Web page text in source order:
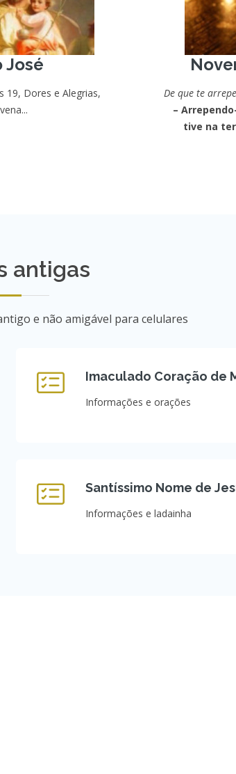
José
19, Dores e Alegrias,
De que te
–
tive na
antigas
e não amigável para celulares
Imaculado Coração de
Informações e orações
Santíssimo Nome de
Informações e ladainha